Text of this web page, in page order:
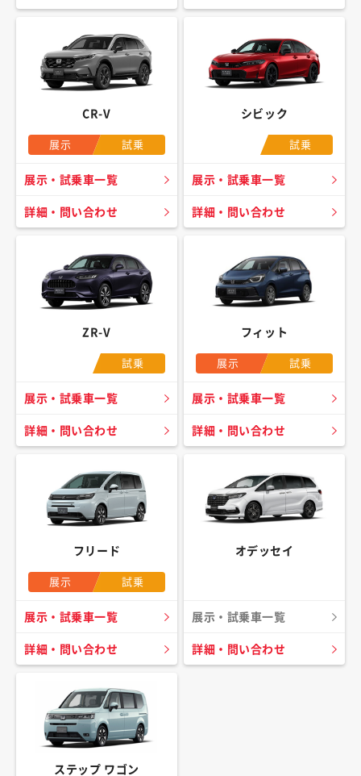
CR-V
展示 試乗
展示・試乗車一覧
詳細・問い合わせ
シビック
試乗
展示・試乗車一覧
詳細・問い合わせ
ZR-V
試乗
展示・試乗車一覧
詳細・問い合わせ
フィット
展示 試乗
展示・試乗車一覧
詳細・問い合わせ
フリード
展示 試乗
展示・試乗車一覧
詳細・問い合わせ
オデッセイ
展示・試乗車一覧
詳細・問い合わせ
ステップ ワゴン